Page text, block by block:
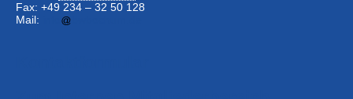
Fax: +49 234 – 32 50 128
Mail: